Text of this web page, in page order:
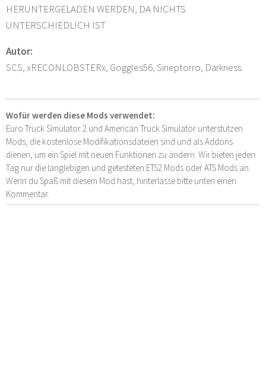
HERUNTERGELADEN WERDEN, DA NICHTS
UNTERSCHIEDLICH IST
Autor:
SCS, xRECONLOBSTERx, Goggles56, Sineptorro, Darkness
Wofür werden diese Mods verwendet:
Euro Truck Simulator 2 und American Truck Simulator unterstützen
Mods, die kostenlose Modifikationsdateien sind und als Addons
dienen, um ein Spiel mit neuen Funktionen zu ändern. Wir bieten jeden
Tag nur die langlebigen und getesteten ETS2 Mods oder ATS Mods an.
Wenn du Spaß mit diesem Mod hast, hinterlasse bitte unten einen
Kommentar.